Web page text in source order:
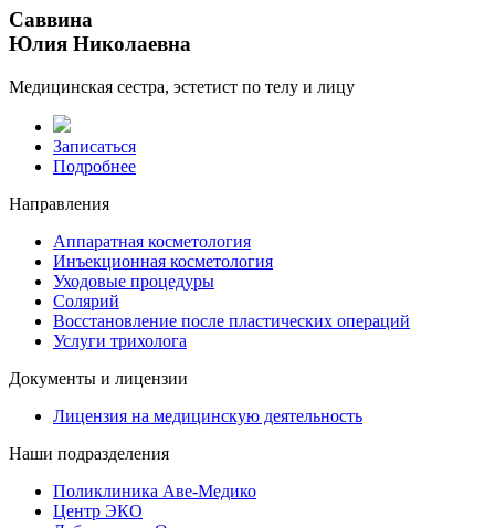
Саввина
Юлия Николаевна
Медицинская сестра, эстетист по телу и лицу
Записаться
Подробнее
Направления
Аппаратная косметология
Инъекционная косметология
Уходовые процедуры
Солярий
Восстановление после пластических операций
Услуги трихолога
Документы и лицензии
Лицензия на медицинскую деятельность
Наши подразделения
Поликлиника Аве-Медико
Центр ЭКО